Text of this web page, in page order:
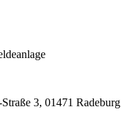
3, 01471 Radeburg